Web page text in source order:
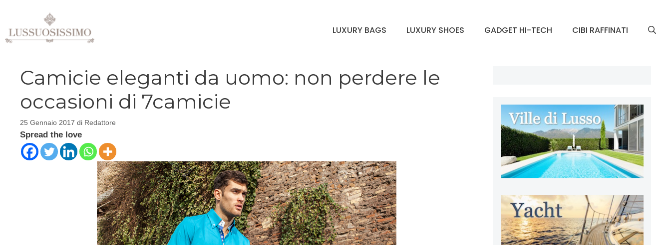
contenuto
LUXURY BAGS LUXURY SHOES GADGET HI-TECH CIBI RAFFINATI
Camicie eleganti da uomo: non perdere le
occasioni di 7camicie
25 Gennaio 2017 di Redattore
Spread the love